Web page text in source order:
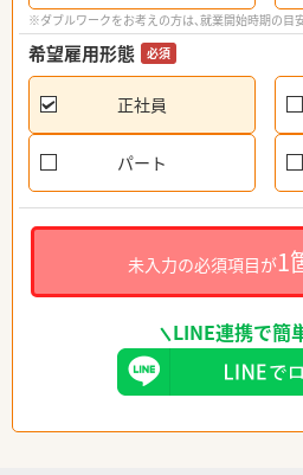
※ダブルワークをお考えの方は、就業開始時期の目
希望雇用形態 必須
正社員
パート
未入力の必須項目が1
LINE連携で簡